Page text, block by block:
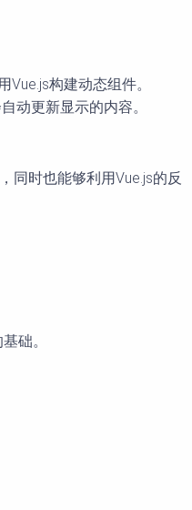
构建动态组件。
动更新显示的内容。
同时也能够利用Vue.js的反
础。